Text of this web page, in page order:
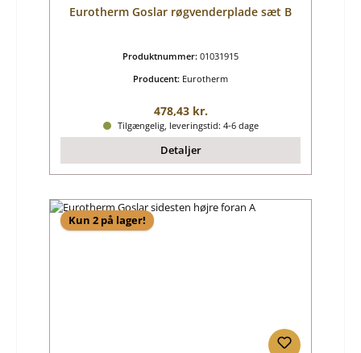
Eurotherm Goslar røgvenderplade sæt B
Produktnummer: 01031915
Producent: Eurotherm
Almindelig pris:
478,43 kr.
Tilgængelig, leveringstid: 4-6 dage
Detaljer
Kun 2 på lager!